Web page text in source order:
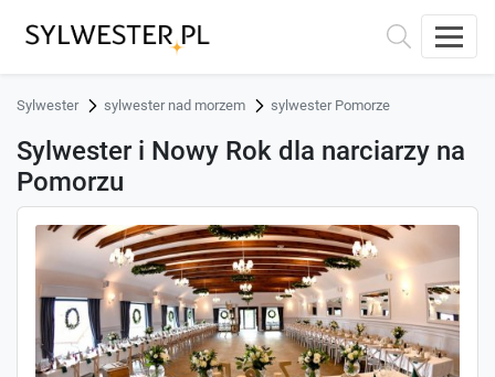
Sylwester sylwester nad morzem sylwester Pomorze
Sylwester i Nowy Rok dla narciarzy na
Pomorzu